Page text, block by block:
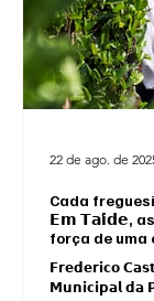
Cada
𝗘𝗺 𝗧𝗮𝗶́𝗱𝗲, as
força de uma
𝗙𝗔𝗭𝗘𝗥 𝗕𝗘𝗠.
𝗙𝗿𝗲𝗱𝗲𝗿𝗶𝗰𝗼
𝗠𝘂𝗻𝗶𝗰𝗶𝗽𝗮𝗹 𝗱𝗮
22 de ago. de